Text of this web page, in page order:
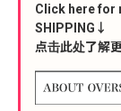
Click here for
SHIPPING↓
点击此处了解